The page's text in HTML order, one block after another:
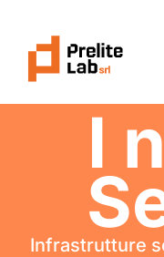
I
Infrastrutture